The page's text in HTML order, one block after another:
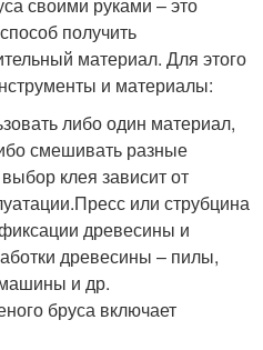
получить
материал. Для этого
и материалы:
либо один материал,
смешивать разные
клея зависит от
или струбцина
древесины и
древесины – пилы,
и др.
бруса включает